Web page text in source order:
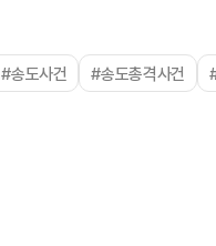
#송도사건 #송도총격사건